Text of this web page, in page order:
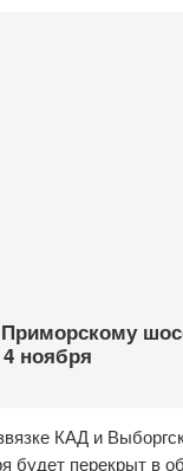
ноября
КАД и
будет перекрыт в